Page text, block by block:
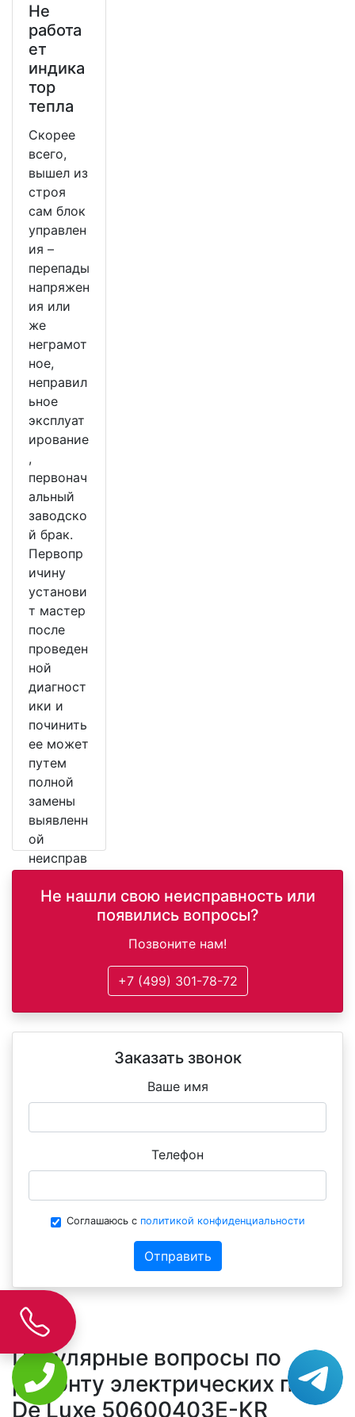
Не
работа
ет
индика
тор
тепла
Скорее
всего,
вышел из
строя
сам блок
управлен
ия –
перепады
напряжен
ия или
же
неграмот
ное,
неправил
ьное
эксплуат
ирование
,
первонач
альный
заводско
й брак.
Первопр
ичину
установи
т мастер
после
проведен
ной
диагност
ики и
починить
ее может
путем
полной
замены
выявленн
ой
неисправ
детали.
Не нашли свою неисправность или
появились вопросы?
Позвоните нам!
+7 (499) 301-78-72
Заказать звонок
Ваше имя
Телефон
Соглашаюсь с политикой конфиденциальности
Отправить
Популярные вопросы по
ремонту электрических плит
De Luxe 50600403E-KR